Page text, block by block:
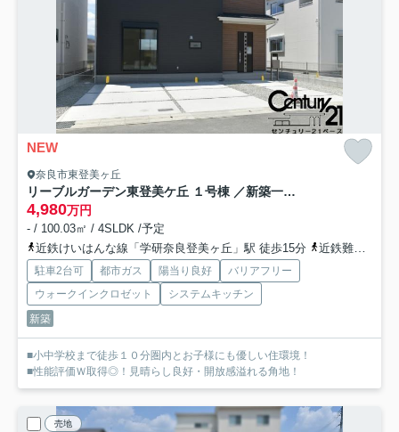
NEW
奈良市東登美ヶ丘
リーブルガーデン東登美ケ丘 １号棟 ／新築一戸建
4,980万円
- / 100.03㎡ / 4SLDK /予定
近鉄けいはんな線「学研奈良登美ヶ丘」駅 徒歩15分
近鉄難波・奈良線「菖蒲池」駅 徒歩35分
駐車2台可 都市ガス 陽当り良好
バリアフリー
ウォークインクロゼット
システムキッチン
新築
■小中学校まで徒歩１０分圏内とお子様にも優しい住環境！
■性能評価Ｗ取得◎！見晴らし良好・開放感溢れる角地！
売地